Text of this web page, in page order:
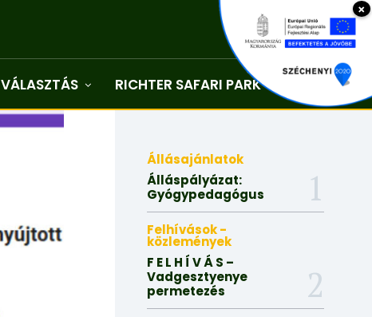
VÁLASZTÁS RICHTER SAFARI PARK Kapcsolat
Állásajánlatok
Álláspályázat:
Gyógypedagógus
Felhívások -
közlemények
F E L H Í V Á S –
Vadgesztyenye
permetezés
×